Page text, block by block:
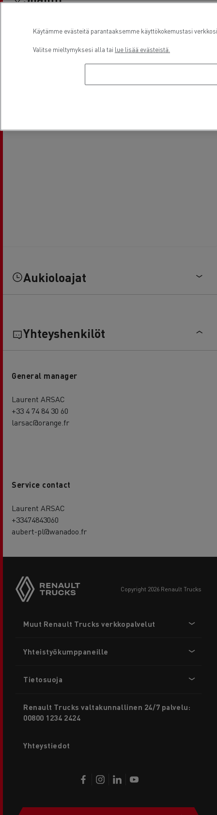
Aukioloajat
Yhteyshenkilöt
General manager
Laurent ARSAC
+33 4 74 84 30 60
larsac@orange.fr
Service contact
Laurent ARSAC
+33474843060
aubert-pl@wanadoo.fr
copyright 2026 Renault Trucks
menu
Muut Renault Trucks verkkopalvelut
Yhteistyökumppaneille
Tietosuoja
Renault Trucks valtakunnallinen 24/7 palvelu:
00800 1234 2424
Yhteystiedot
Käytämme evästeitä parantaaksemme käyttökokemustasi
Valitse mieltymyksesi alla tai lue lisää evästeistä.